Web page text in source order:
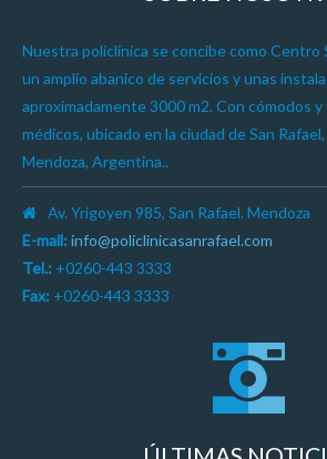
Nuestra policlínica se concibe como Centro
un amplio abanico de servicios y unas
aproximadamente 3000 m2. Con cómodos
médicos, ubicado en la ciudad de San
Mendoza, Argentina..
Av. Yrigoyen 985, San Rafael. Mendoza
E-mail: info@policlinicasanrafael.com
Tel.: +0260-443 3333
Fax: +0260-443 3333